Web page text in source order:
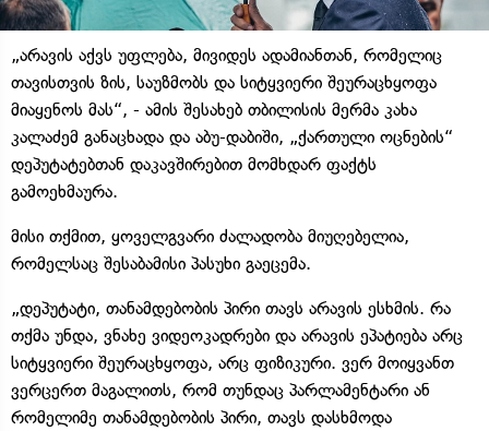
„არავის აქვს უფლება, მივიდეს ადამიანთან, რომელიც
თავისთვის ზის, საუზმობს და სიტყვიერი შეურაცხყოფა
მიაყენოს მას“, - ამის შესახებ თბილისის მერმა კახა
კალაძემ განაცხადა და აბუ-დაბიში, „ქართული ოცნების“
დეპუტატებთან დაკავშირებით მომხდარ ფაქტს
გამოეხმაურა.
მისი თქმით, ყოველგვარი ძალადობა მიუღებელია,
რომელსაც შესაბამისი პასუხი გაეცემა.
„დეპუტატი, თანამდებობის პირი თავს არავის ესხმის. რა
თქმა უნდა, ვნახე ვიდეოკადრები და არავის ეპატიება არც
სიტყვიერი შეურაცხყოფა, არც ფიზიკური. ვერ მოიყვანთ
ვერცერთ მაგალითს, რომ თუნდაც პარლამენტარი ან
რომელიმე თანამდებობის პირი, თავს დასხმოდა